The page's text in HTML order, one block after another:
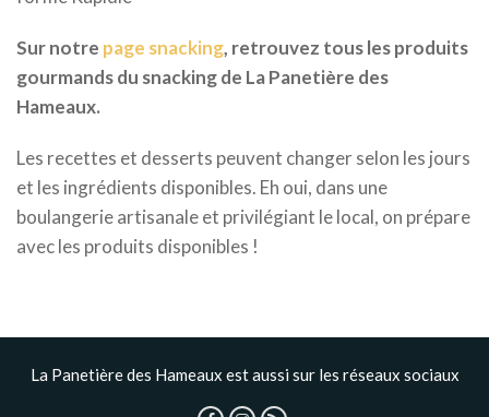
Sur notre page snacking, retrouvez tous les produits
gourmands du snacking de La Panetière des
Hameaux.
Les recettes et desserts peuvent changer selon les jours
et les ingrédients disponibles. Eh oui, dans une
boulangerie artisanale et privilégiant le local, on prépare
avec les produits disponibles !
La Panetière des Hameaux est aussi sur les réseaux sociaux